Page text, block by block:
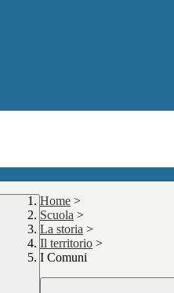
Home >
Scuola >
La storia >
Il territorio >
I Comuni